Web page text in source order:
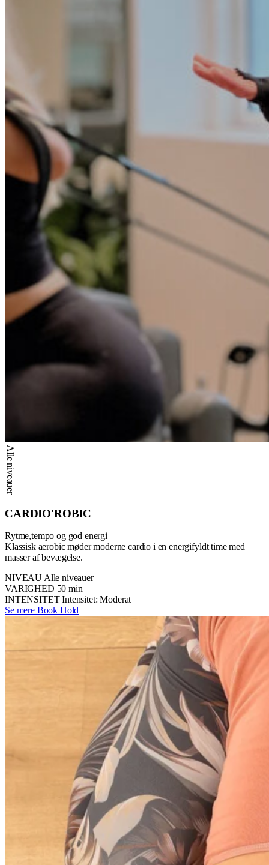
Alle niveauer
CARDIO'ROBIC
Rytme,tempo og god energi
Klassisk aerobic møder moderne cardio i en energifyldt time med
masser af bevægelse.
NIVEAU Alle niveauer
VARIGHED 50 min
INTENSITET Intensitet: Moderat
Se mere Book Hold